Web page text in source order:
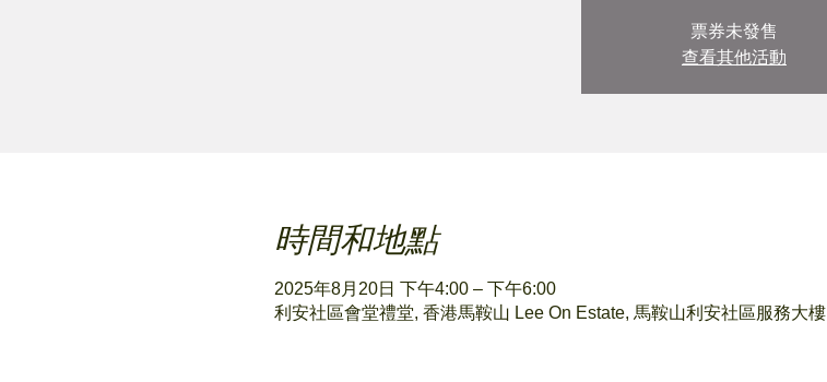
票券未發售
查看其他活動
時間和地點
2025年8月20日 下午4:00 – 下午6:00
利安社區會堂禮堂, 香港馬鞍山 Lee On Estate, 馬鞍山利安社區服務大樓